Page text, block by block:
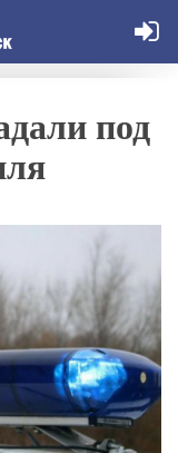
под